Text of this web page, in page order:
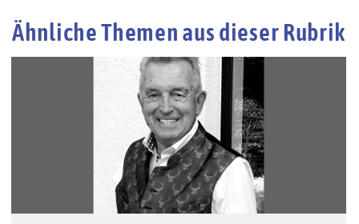
Ähnliche Themen aus dieser Rubrik